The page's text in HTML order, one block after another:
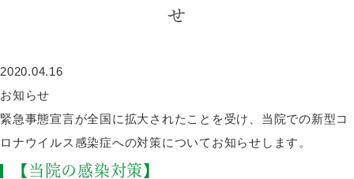
せ
2020.04.16
お知らせ
緊急事態宣言が全国に拡大されたことを受け、当院での新型コ
ロナウイルス感染症への対策についてお知らせします。
【当院の感染対策】